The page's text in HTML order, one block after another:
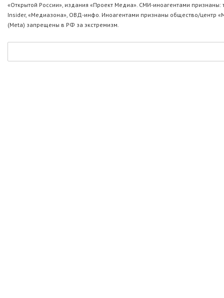
«Открытой России», издания «Проект Медиа». СМИ-иноагентами
Insider, «Медиазона», ОВД-инфо. Иноагентами признаны общество/центр
(Metа) запрещены в РФ за экстремизм.